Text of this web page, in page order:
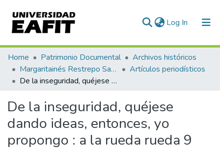
Log In (current)
Communities & Collections
All of DSpace
Home Patrimonio Documental
Archivos históricos
Margaritainés Restrepo Santamaría
Artículos periodísticos
De la inseguridad, quéjese dando ideas, entonces, yo propongo : a la rueda rueda 9
De la inseguridad, quéjese
dando ideas, entonces, yo
propongo : a la rueda rueda 9